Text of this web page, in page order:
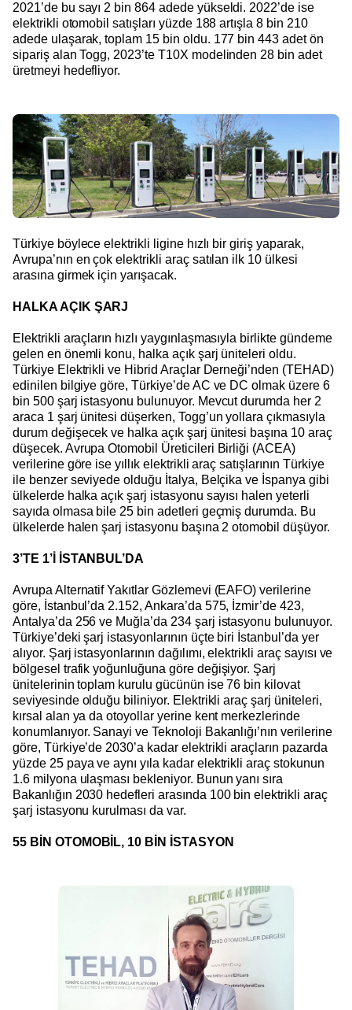
2021’de bu sayı 2 bin 864 adede yükseldi. 2022’de ise
elektrikli otomobil satışları yüzde 188 artışla 8 bin 210
adede ulaşarak, toplam 15 bin oldu. 177 bin 443 adet ön
sipariş alan Togg, 2023’te T10X modelinden 28 bin adet
üretmeyi hedefliyor.
Türkiye böylece elektrikli ligine hızlı bir giriş yaparak,
Avrupa’nın en çok elektrikli araç satılan ilk 10 ülkesi
arasına girmek için yarışacak.
HALKA AÇIK ŞARJ
Elektrikli araçların hızlı yaygınlaşmasıyla birlikte gündeme
gelen en önemli konu, halka açık şarj üniteleri oldu.
Türkiye Elektrikli ve Hibrid Araçlar Derneği’nden (TEHAD)
edinilen bilgiye göre, Türkiye’de AC ve DC olmak üzere 6
bin 500 şarj istasyonu bulunuyor. Mevcut durumda her 2
araca 1 şarj ünitesi düşerken, Togg’un yollara çıkmasıyla
durum değişecek ve halka açık şarj ünitesi başına 10 araç
düşecek. Avrupa Otomobil Üreticileri Birliği (ACEA)
verilerine göre ise yıllık elektrikli araç satışlarının Türkiye
ile benzer seviyede olduğu İtalya, Belçika ve İspanya gibi
ülkelerde halka açık şarj istasyonu sayısı halen yeterli
sayıda olmasa bile 25 bin adetleri geçmiş durumda. Bu
ülkelerde halen şarj istasyonu başına 2 otomobil düşüyor.
3’TE 1’İ İSTANBUL’DA
Avrupa Alternatif Yakıtlar Gözlemevi (EAFO) verilerine
göre, İstanbul’da 2.152, Ankara’da 575, İzmir’de 423,
Antalya’da 256 ve Muğla’da 234 şarj istasyonu bulunuyor.
Türkiye’deki şarj istasyonlarının üçte biri İstanbul’da yer
alıyor. Şarj istasyonlarının dağılımı, elektrikli araç sayısı ve
bölgesel trafik yoğunluğuna göre değişiyor. Şarj
ünitelerinin toplam kurulu gücünün ise 76 bin kilovat
seviyesinde olduğu biliniyor. Elektrikli araç şarj üniteleri,
kırsal alan ya da otoyollar yerine kent merkezlerinde
konumlanıyor. Sanayi ve Teknoloji Bakanlığı’nın verilerine
göre, Türkiye’de 2030’a kadar elektrikli araçların pazarda
yüzde 25 paya ve aynı yıla kadar elektrikli araç stokunun
1.6 milyona ulaşması bekleniyor. Bunun yanı sıra
Bakanlığın 2030 hedefleri arasında 100 bin elektrikli araç
şarj istasyonu kurulması da var.
55 BİN OTOMOBİL, 10 BİN İSTASYON